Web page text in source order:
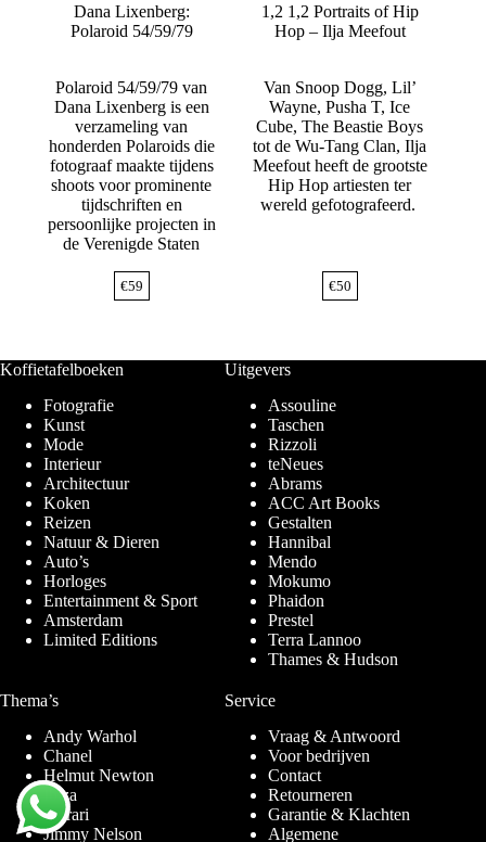
Dana Lixenberg:
Polaroid 54/59/79
Polaroid 54/59/79 van
Dana Lixenberg is een
verzameling van
honderden Polaroids die
fotograaf maakte tijdens
shoots voor prominente
tijdschriften en
persoonlijke projecten in
de Verenigde Staten
€59
1,2 1,2 Portraits of Hip
Hop – Ilja Meefout
Van Snoop Dogg, Lil’
Wayne, Pusha T, Ice
Cube, The Beastie Boys
tot de Wu-Tang Clan, Ilja
Meefout heeft de grootste
Hip Hop artiesten ter
wereld gefotografeerd.
€50
Koffietafelboeken
Fotografie
Kunst
Mode
Interieur
Architectuur
Koken
Reizen
Natuur & Dieren
Auto’s
Horloges
Entertainment & Sport
Amsterdam
Limited Editions
Uitgevers
Assouline
Taschen
Rizzoli
teNeues
Abrams
ACC Art Books
Gestalten
Hannibal
Mendo
Mokumo
Phaidon
Prestel
Terra Lannoo
Thames & Hudson
Thema’s
Andy Warhol
Chanel
Helmut Newton
Ibiza
Ferrari
Jimmy Nelson
Service
Vraag & Antwoord
Voor bedrijven
Contact
Retourneren
Garantie & Klachten
Algemene